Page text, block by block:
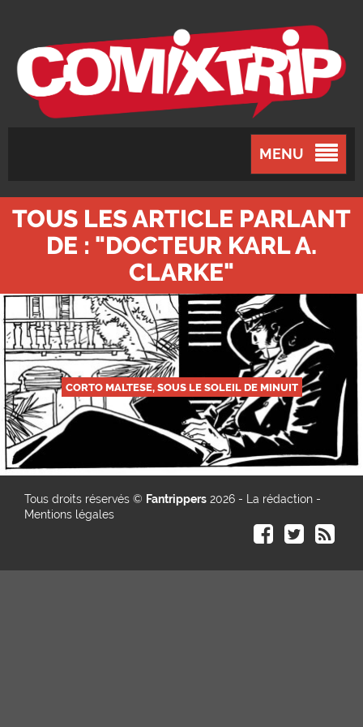
MENU
TOUS LES ARTICLE PARLANT
DE : "DOCTEUR KARL A.
CLARKE"
CORTO MALTESE, SOUS LE SOLEIL DE MINUIT
Tous droits réservés © Fantrippers 2026 - La rédaction -
Mentions légales